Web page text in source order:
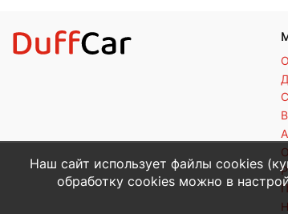
Наш сайт использует файлы cookies
обработку cookies можно в